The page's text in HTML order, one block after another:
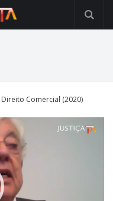
Comercial (2020)